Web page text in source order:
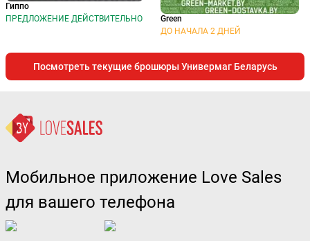
Гиппо
ПРЕДЛОЖЕНИЕ ДЕЙСТВИТЕЛЬНО
Green
ДО НАЧАЛА 2 ДНЕЙ
Посмотреть текущие брошюры Универмаг Беларусь
Мобильное приложение Love Sales
для вашего телефона